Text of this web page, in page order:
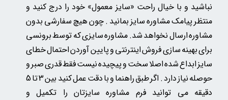
نباشید و با خیال راحت «سایز معمول» خود را درج کنید و
منتظر پیامک مشاوره سایز بمانید . چونهیچ سفارشی بدون
مشاوره ارسال نخواهد شد.مشاوره سایزی که توسط برونسی
برای بهینه سازی فروش اینترنتی و پایین آوردن احتمال خطای
سایز ابداع شده اصلا سخت و پیچیده نیست فقط قدری صبر و
حوصله نیاز دارد . اگر طبق راهنما و با دقت عمل کنید بین 3 تا 5
دقیقه می توانید فرم مشاوره سایزتان را تکمیل و